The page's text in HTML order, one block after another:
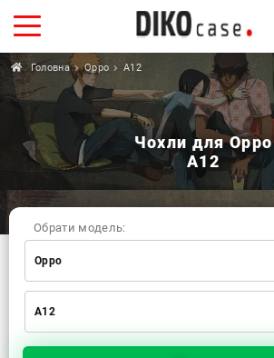
Головна Oppo A12
Чохли для Oppo
A12
Обрати модель:
Oppo
Xiaomi
Apple
Huawei
Realme
TECNO
ZTE
OnePlus
A12